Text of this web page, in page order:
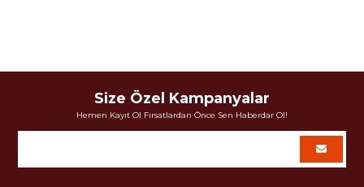
Size Özel Kampanyalar
Hemen Kayıt Ol Fırsatlardan Önce Sen Haberdar Ol!